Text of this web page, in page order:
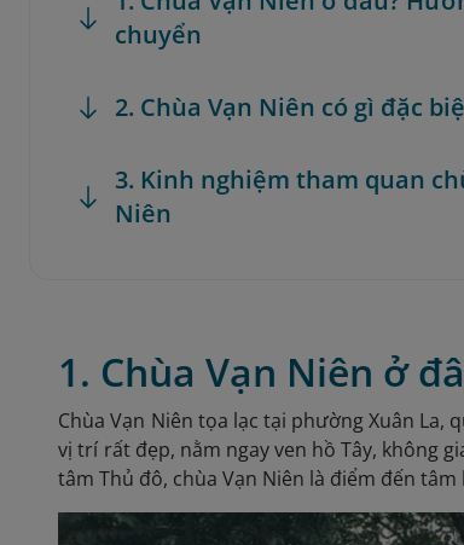
chuyển
2. Chùa Vạn Niên có gì đặc
3. Kinh nghiệm tham quan
Niên
1. Chùa Vạn Niên ở
Chùa Vạn Niên tọa lạc tại phường Xuân
vị trí rất đẹp, nằm ngay ven hồ Tây, không
tâm Thủ đô, chùa Vạn Niên là điểm đến